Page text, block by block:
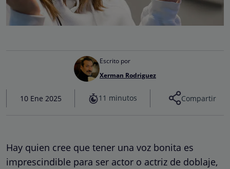
Escrito por
Xerman Rodriguez
10 Ene 2025 11 minutos Compartir
Hay quien cree que tener una voz bonita es
imprescindible para ser actor o actriz de doblaje,